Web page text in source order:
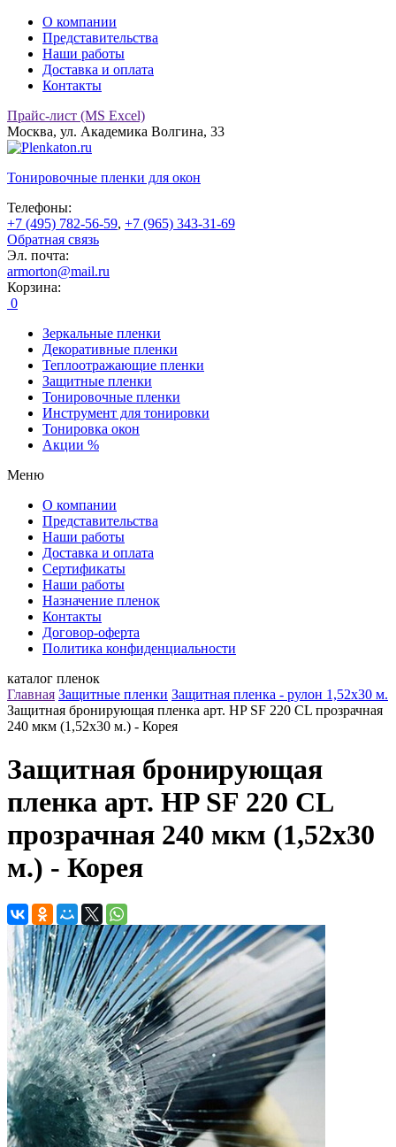
О компании
Представительства
Наши работы
Доставка и оплата
Контакты
Прайс-лист (MS Excel)
Москва, ул. Академика Волгина, 33
Тонировочные пленки для окон
Телефоны:
+7 (495) 782-56-59, +7 (965) 343-31-69
Обратная связь
Эл. почта:
armorton@mail.ru
Корзина:
0
Зеркальные пленки
Декоративные пленки
Теплоотражающие пленки
Защитные пленки
Тонировочные пленки
Инструмент для тонировки
Тонировка окон
Акции %
Меню
О компании
Представительства
Наши работы
Доставка и оплата
Сертификаты
Наши работы
Назначение пленок
Контакты
Договор-оферта
Политика конфиденциальности
каталог пленок
Главная Защитные пленки Защитная пленка - рулон 1,52х30 м.
Защитная бронирующая пленка арт. HP SF 220 CL прозрачная
240 мкм (1,52х30 м.) - Корея
Защитная бронирующая
пленка арт. HP SF 220 CL
прозрачная 240 мкм (1,52х30
м.) - Корея